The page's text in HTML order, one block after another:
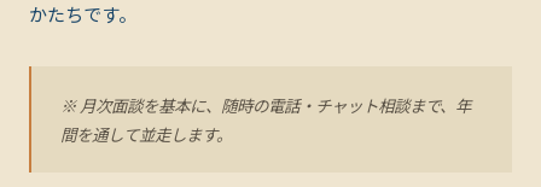
かたちです。
※ 月次面談を基本に、随時の電話・チャット相談まで、年
間を通して並走します。